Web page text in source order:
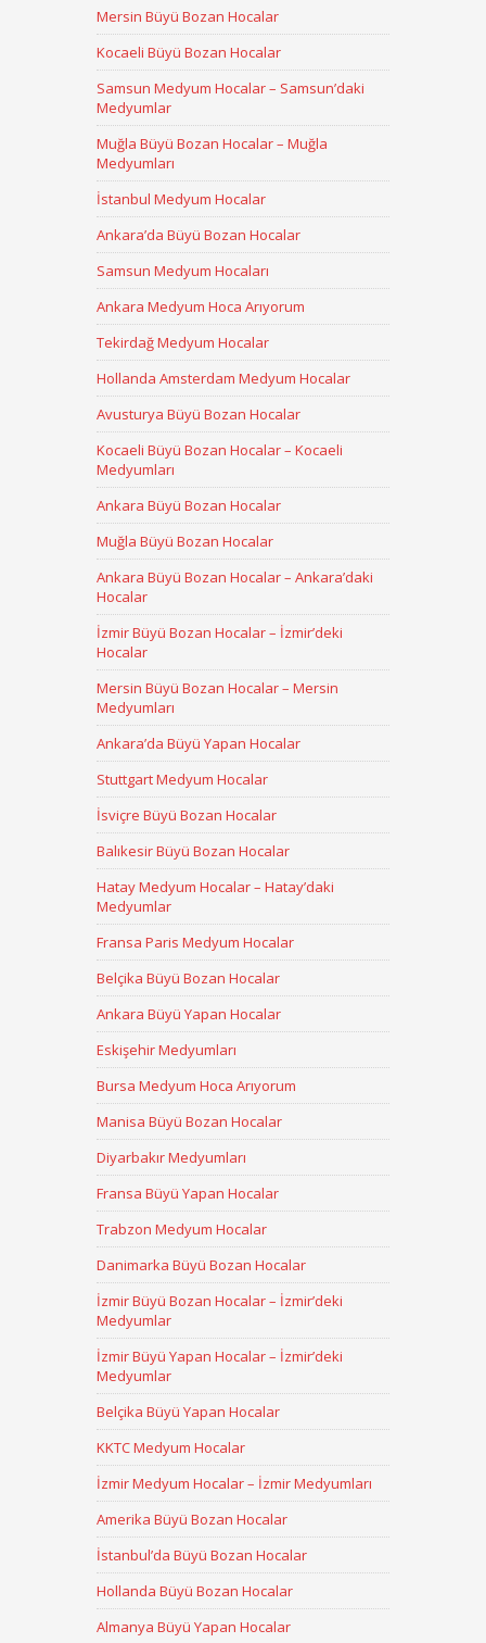
Mersin Büyü Bozan Hocalar
Kocaeli Büyü Bozan Hocalar
Samsun Medyum Hocalar – Samsun’daki
Medyumlar
Muğla Büyü Bozan Hocalar – Muğla
Medyumları
İstanbul Medyum Hocalar
Ankara’da Büyü Bozan Hocalar
Samsun Medyum Hocaları
Ankara Medyum Hoca Arıyorum
Tekirdağ Medyum Hocalar
Hollanda Amsterdam Medyum Hocalar
Avusturya Büyü Bozan Hocalar
Kocaeli Büyü Bozan Hocalar – Kocaeli
Medyumları
Ankara Büyü Bozan Hocalar
Muğla Büyü Bozan Hocalar
Ankara Büyü Bozan Hocalar – Ankara’daki
Hocalar
İzmir Büyü Bozan Hocalar – İzmir’deki
Hocalar
Mersin Büyü Bozan Hocalar – Mersin
Medyumları
Ankara’da Büyü Yapan Hocalar
Stuttgart Medyum Hocalar
İsviçre Büyü Bozan Hocalar
Balıkesir Büyü Bozan Hocalar
Hatay Medyum Hocalar – Hatay’daki
Medyumlar
Fransa Paris Medyum Hocalar
Belçika Büyü Bozan Hocalar
Ankara Büyü Yapan Hocalar
Eskişehir Medyumları
Bursa Medyum Hoca Arıyorum
Manisa Büyü Bozan Hocalar
Diyarbakır Medyumları
Fransa Büyü Yapan Hocalar
Trabzon Medyum Hocalar
Danimarka Büyü Bozan Hocalar
İzmir Büyü Bozan Hocalar – İzmir’deki
Medyumlar
İzmir Büyü Yapan Hocalar – İzmir’deki
Medyumlar
Belçika Büyü Yapan Hocalar
KKTC Medyum Hocalar
İzmir Medyum Hocalar – İzmir Medyumları
Amerika Büyü Bozan Hocalar
İstanbul’da Büyü Bozan Hocalar
Hollanda Büyü Bozan Hocalar
Almanya Büyü Yapan Hocalar